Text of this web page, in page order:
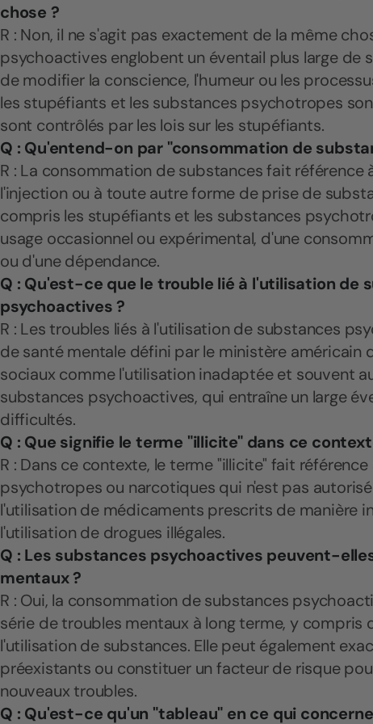
chose ?
R : Non, il ne s'agit pas exactement de la même
psychoactives englobent un éventail plus large de
de modifier la conscience, l'humeur ou les
les stupéfiants et les substances psychotropes
sont contrôlés par les lois sur les stupéfiants.
Q : Qu'entend-on par "consommation de
R : La consommation de substances fait référence
l'injection ou à toute autre forme de prise de
compris les stupéfiants et les substances
usage occasionnel ou expérimental, d'une
ou d'une dépendance.
Q : Qu'est-ce que le trouble lié à l'utilisation de
psychoactives ?
R : Les troubles liés à l'utilisation de substances
de santé mentale défini par le ministère américain
sociaux comme l'utilisation inadaptée et souvent
substances psychoactives, qui entraîne un large
difficultés.
Q : Que signifie le terme "illicite" dans ce
R : Dans ce contexte, le terme "illicite" fait
psychotropes ou narcotiques qui n'est pas
l'utilisation de médicaments prescrits de manière
l'utilisation de drogues illégales.
Q : Les substances psychoactives peuvent-
mentaux ?
R : Oui, la consommation de substances
série de troubles mentaux à long terme, y compris
l'utilisation de substances. Elle peut également
préexistants ou constituer un facteur de risque
nouveaux troubles.
Q : Qu'est-ce qu'un "tableau" en ce qui